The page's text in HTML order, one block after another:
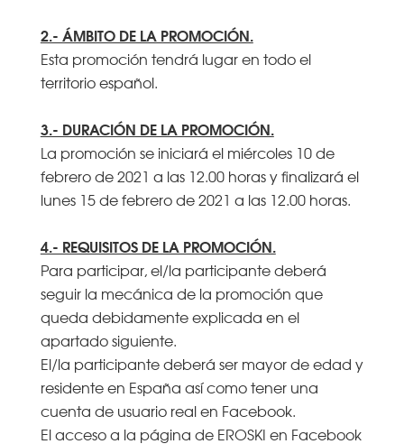
2.- ÁMBITO DE LA PROMOCIÓN.
Esta promoción tendrá lugar en todo el
territorio español.
3.- DURACIÓN DE LA PROMOCIÓN.
La promoción se iniciará el miércoles 10 de
febrero de 2021 a las 12.00 horas y finalizará el
lunes 15 de febrero de 2021 a las 12.00 horas.
4.- REQUISITOS DE LA PROMOCIÓN.
Para participar, el/la participante deberá
seguir la mecánica de la promoción que
queda debidamente explicada en el
apartado siguiente.
El/la participante deberá ser mayor de edad y
residente en España así como tener una
cuenta de usuario real en Facebook.
El acceso a la página de EROSKI en Facebook